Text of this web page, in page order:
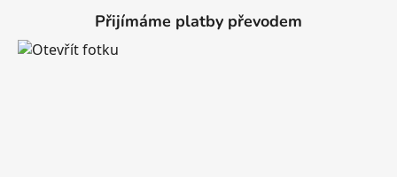
Přijímáme platby převodem